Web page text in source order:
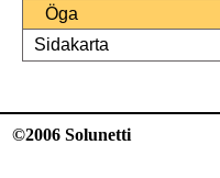
Öga
Sidakarta
©2006 Solunetti